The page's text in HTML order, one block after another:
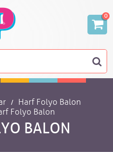
0
Harf Folyo Balon
Folyo Balon
BALON